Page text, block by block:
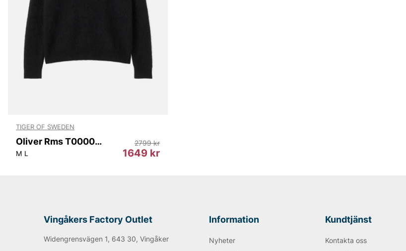
känslan av att vara moderiktig även till vardags.
Tiger of Sweden jeans
Tiger of Swedens herrjeans och herrbyxor är väldigt populära. På vår sida finns ett
brett sortiment av jeans till ett riktigt bra pris, både slimfit såväl som regular och
skinny. Med över 100 år av erfarenhet och kunskap kan Tiger of Sweden ge dig de
där perfekta jeansen som du förmodligen eftersträvar. Jeansen är högkvalitativa i
materialet med en bekväm passform, för vad gillar man inte mer än ett par jeans
tänka på accesoarerna. En viktig detalj är väskan du väljer. Matcha väskan till den
alltid och det tycker vi att alla bör ha i sin basgarderob. I Tiger of Swedens
sortiment hittar du många olika varianter av just svarta väskor, både smidiga
TIGER OF SWEDEN
Oliver Rms T00008 050
M L 1649 kr
2799 kr
Vingåkers Factory Outlet
Widengrensvägen 1, 643 30, Vingåker
Information
Nyheter
Kundtjänst
Kontakta oss